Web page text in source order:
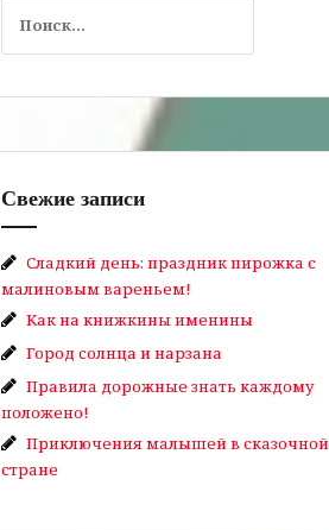
Свежие записи
Сладкий день: праздник пирожка с
малиновым вареньем!
Как на книжкины именины
Город солнца и нарзана
Правила дорожные знать каждому
положено!
Приключения малышей в сказочной
стране